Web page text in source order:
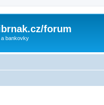
forum
a bankovky